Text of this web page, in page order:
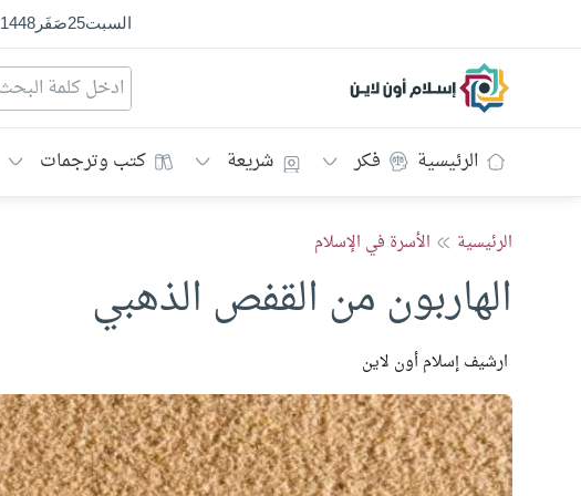
السبت25صَفَر1448 هـ
إسلام أون لاين
الرئيسية فكر شريعة كتب وترجمات
الرئيسية الأسرة في الإسلام
الهاربون من القفص الذهبي
ارشيف إسلام أون لاين